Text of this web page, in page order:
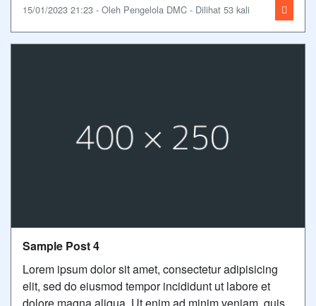
15/01/2023 21:23 - Oleh Pengelola DMC - Dilihat 53 kali
Sample Post 4
Lorem ipsum dolor sit amet, consectetur adipisicing
elit, sed do eiusmod tempor incididunt ut labore et